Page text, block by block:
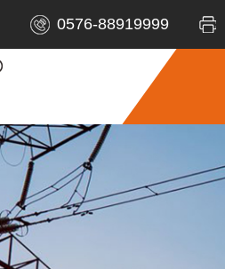
0576-88919999